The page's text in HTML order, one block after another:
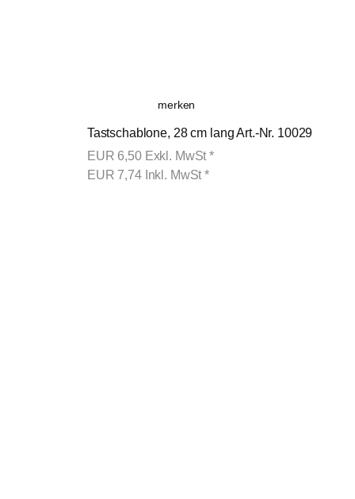
merken
Tastschablone, 28 cm lang Art.-Nr. 10029
EUR 6,50 Exkl. MwSt *
EUR 7,74 Inkl. MwSt *